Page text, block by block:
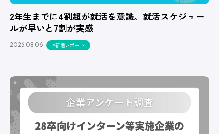
2年生までに4割超が就活を意識。就活スケジュー
ルが早いと7割が実感
2026.08.06 #新着レポート